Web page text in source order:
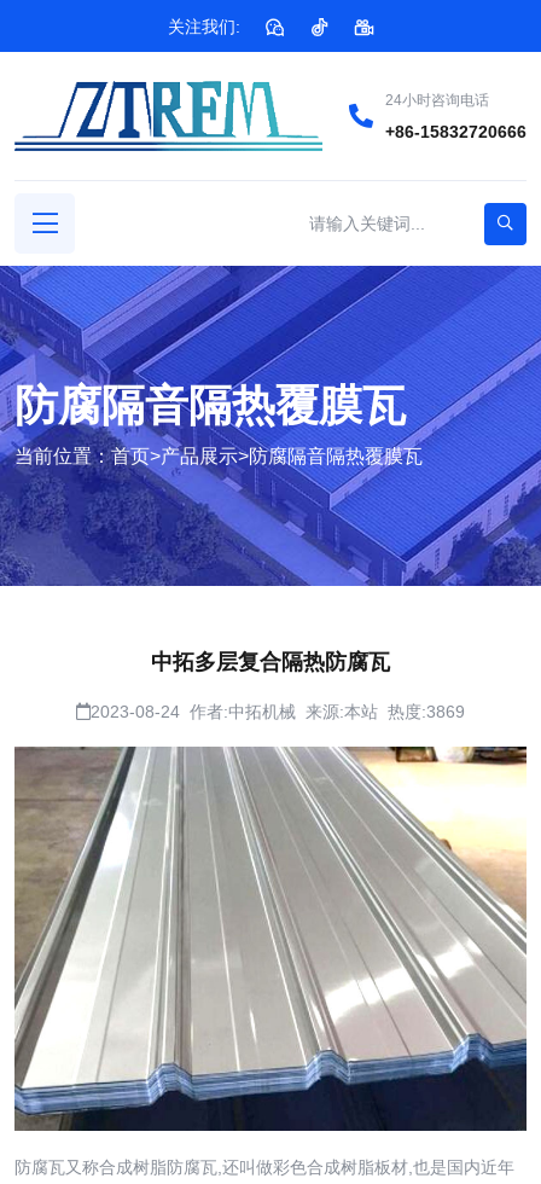
关注我们:
24小时咨询电话
+86-15832720666
防腐隔音隔热覆膜瓦
当前位置：首页>产品展示>防腐隔音隔热覆膜瓦
中拓多层复合隔热防腐瓦
2023-08-24 作者:中拓机械 来源:本站 热度:3869
防腐瓦又称合成树脂防腐瓦,还叫做彩色合成树脂板材,也是国内近年